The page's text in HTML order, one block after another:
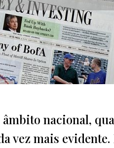
nacional,
vez mais evidente.